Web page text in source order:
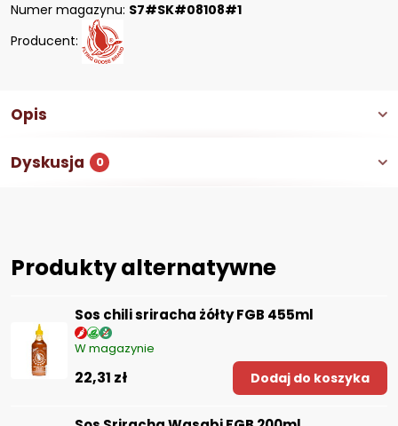
Numer magazynu: S7#SK#08108#1
Producent:
Opis
Dyskusja 0
Produkty alternatywne
Sos chili sriracha żółty FGB 455ml
W magazynie
22,31 zł Dodaj do koszyka